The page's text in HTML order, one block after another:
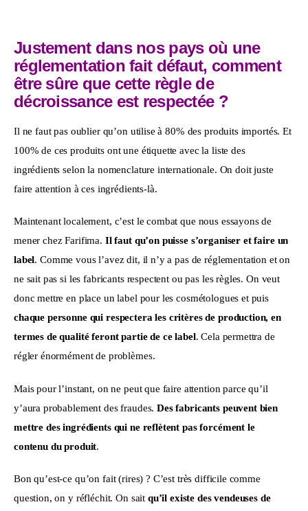
Justement dans nos pays où une
réglementation fait défaut, comment
être sûre que cette règle de
décroissance est respectée ?
Il ne faut pas oublier qu’on utilise à 80% des produits importés. Et
100% de ces produits ont une étiquette avec la liste des
ingrédients selon la nomenclature internationale. On doit juste
faire attention à ces ingrédients-là.
Maintenant localement, c’est le combat que nous essayons de
mener chez Farifima. Il faut qu’on puisse s’organiser et faire un
label. Comme vous l’avez dit, il n’y a pas de réglementation et on
ne sait pas si les fabricants respectent ou pas les règles. On veut
donc mettre en place un label pour les cosmétologues et puis
chaque personne qui respectera les critères de production, en
termes de qualité feront partie de ce label. Cela permettra de
régler énormément de problèmes.
Mais pour l’instant, on ne peut que faire attention parce qu’il
y’aura probablement des fraudes. Des fabricants peuvent bien
mettre des ingrédients qui ne reflètent pas forcément le
contenu du produit.
Bon qu’est-ce qu’on fait (rires) ? C’est très difficile comme
question, on y réfléchit. On sait qu’il existe des vendeuses de